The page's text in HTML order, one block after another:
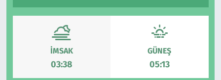
İMSAK
03:38
GÜNEŞ
05:13
Yazarlar
Malkara
Marmaraereğlisi